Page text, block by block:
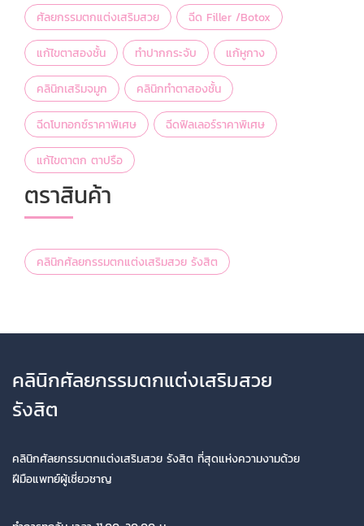
ศัลยกรรมตกแต่งเสริมสวย ฉีด Filler /Botox
แก้ไขตาสองชั้น ทำปากกระจับ แก้หูกาง
คลินิกเสริมจมูก คลินิกทำตาสองชั้น
ฉีดโบทอกซ์ราคาพิเศษ ฉีดฟิลเลอร์ราคาพิเศษ
แก้ไขตาตก ตาปรือ
ตราสินค้า
คลินิกศัลยกรรมตกแต่งเสริมสวย รังสิต
คลินิกศัลยกรรมตกแต่งเสริมสวย
รังสิต
คลินิกศัลยกรรมตกแต่งเสริมสวย รังสิต ที่สุดแห่งความงามด้วย
ฝีมือแพทย์ผู้เชี่ยวชาญ